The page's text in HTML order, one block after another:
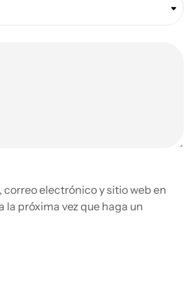
electrónico y sitio web en
la próxima vez que haga un